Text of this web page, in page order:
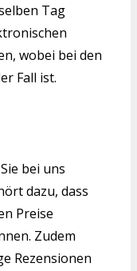
Tag
wobei bei den
Fall ist.
bei uns
dazu, dass
Preise
Zudem
Rezensionen